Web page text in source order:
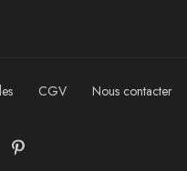
CGV Nous contacter